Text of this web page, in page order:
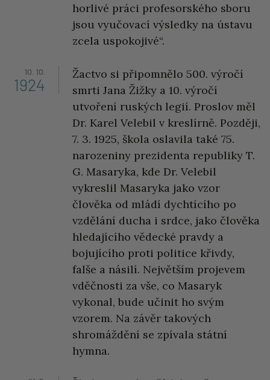
horlivé práci profesorského sboru
jsou vyučovací výsledky na ústavu
zcela uspokojivé“.
10. 10.
1924
Žactvo si připomnělo 500. výročí
smrti Jana Žižky a 10. výročí
utvoření ruských legií. Proslov měl
Dr. Karel Velebil v kreslírně. Později,
7. 3. 1925, škola oslavila také 75.
narozeniny prezidenta republiky T.
G. Masaryka, kde Dr. Velebil
vykreslil Masaryka jako vzor
člověka od mládí dychtícího po
vzdělání ducha i srdce, jako člověka
hledajícího vědecké pravdy a
bojujícího proti politice křivdy,
falše a násilí. Největším projevem
vděčnosti za vše, co Masaryk
vykonal, bude učinit ho svým
vzorem. Na závěr takových
shromáždění se zpívala státní
hymna.